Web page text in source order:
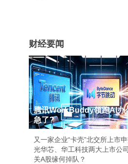
财经要闻
腾讯WorkBuddy领跑AI办
急了?
又一家企业“卡壳”北交所上市
光华芯、华工科技两大上市公
关A股缘何掉队？